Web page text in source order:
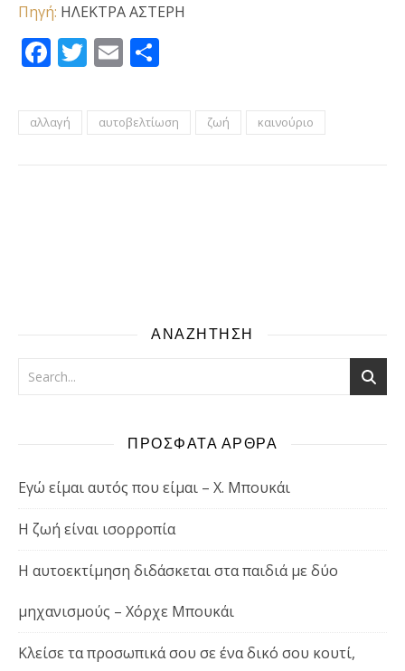
Πηγή: ΗΛΕΚΤΡΑ ΑΣΤΕΡΗ
Facebook
Twitter
Email
αλλαγή αυτοβελτίωση ζωή καινούριο
ΑΝΑΖΗΤΗΣΗ
ΠΡΟΣΦΑΤΑ ΑΡΘΡΑ
Εγώ είμαι αυτός που είμαι – Χ. Μπουκάι
Η ζωή είναι ισορροπία
Η αυτοεκτίμηση διδάσκεται στα παιδιά με δύο
μηχανισμούς – Χόρχε Μπουκάι
Κλείσε τα προσωπικά σου σε ένα δικό σου κουτί,